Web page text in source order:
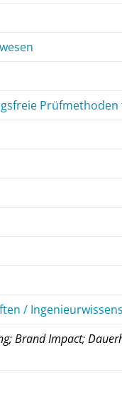
Prüfmethoden
/
Brand Impact;